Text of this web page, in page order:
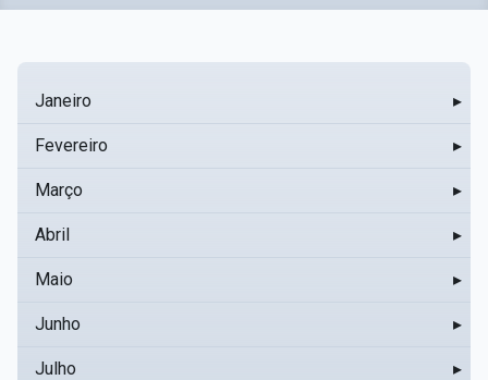
Janeiro ▸
Fevereiro ▸
Março ▸
Abril ▸
Maio ▸
Junho ▸
Julho ▸